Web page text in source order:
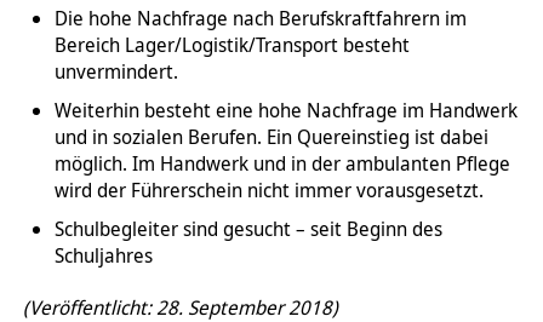
Die hohe Nachfrage nach Berufskraftfahrern im
Bereich Lager/Logistik/Transport besteht
unvermindert.
Weiterhin besteht eine hohe Nachfrage im Handwerk
und in sozialen Berufen. Ein Quereinstieg ist dabei
möglich. Im Handwerk und in der ambulanten Pflege
wird der Führerschein nicht immer vorausgesetzt.
Schulbegleiter sind gesucht – seit Beginn des
Schuljahres
(Veröffentlicht: 28. September 2018)